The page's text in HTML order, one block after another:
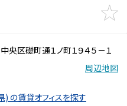
央区礎町通１ノ町１９４５－１
周辺地図
の賃貸オフィスを探す